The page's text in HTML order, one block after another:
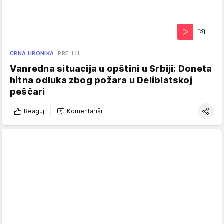
CRNA HRONIKA PRE 1 H
Vanredna situacija u opštini u Srbiji: Doneta
hitna odluka zbog požara u Deliblatskoj
peščari
Reaguj Komentariši